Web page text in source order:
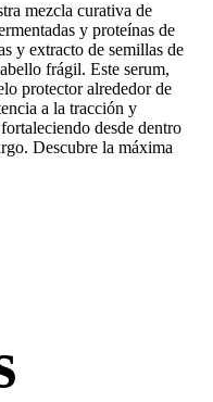
mezcla curativa de
y proteínas de
y extracto de semillas de
frágil. Este serum,
protector alrededor de
a la tracción y
desde dentro
Descubre la máxima